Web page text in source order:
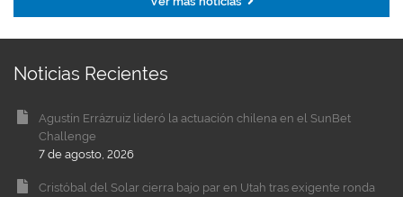
Noticias Recientes
Agustín Errázruiz lideró la actuación chilena en el SunBet
Challenge
7 de agosto, 2026
Cristóbal del Solar cierra bajo par en Utah tras exigente ronda